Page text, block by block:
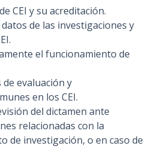
CEI y su acreditación.
de las investigaciones y
el funcionamiento de
evaluación y
en los CEI.
del dictamen ante
relacionadas con la
de investigación, o en caso de